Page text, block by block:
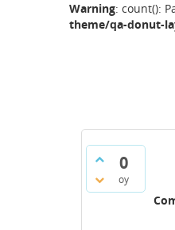
Warning: count():
theme/qa-donut-
0
oy